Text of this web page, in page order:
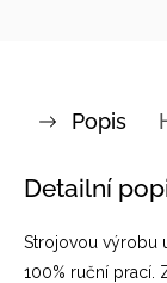
Popis
Detailní
Strojovou výrobu
100% ruční prací.